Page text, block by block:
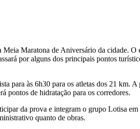
Maratona de Aniversário da cidade.
por alguns dos principais pontos
às 6h30 para os atletas dos 21 km.
pontos de hidratação para os corredores.
da prova e integram o grupo Lotisa
quanto de obras.